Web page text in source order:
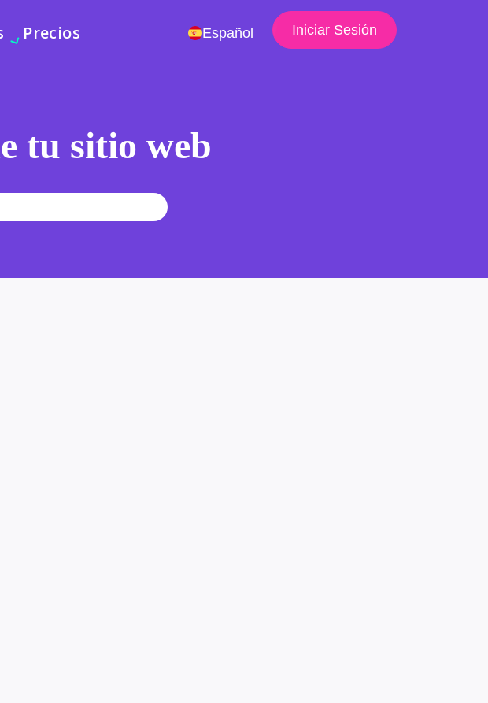
Precios Español Iniciar Sesión
tu sitio web